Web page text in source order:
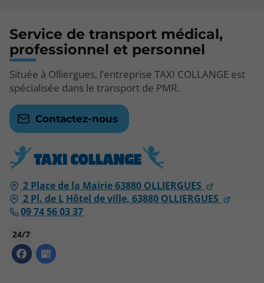
2 Place de la Mairie63880 OLLIERGUES
2 Pl. de L Hôtel de ville, 63880 OLLIERGUES
09 74 56 03 37
24/7
Service de transport médical,
professionnel et personnel
Située à Olliergues, l’entreprise TAXI COLLANGE est
spécialisée dans le transport de PMR.
Contactez-nous